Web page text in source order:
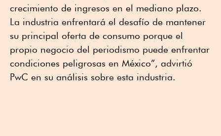
crecimiento de ingresos en el mediano plazo.
La industria enfrentará el desafío de mantener
su principal oferta de consumo porque el
propio negocio del periodismo puede enfrentar
condiciones peligrosas en México”, advirtió
PwC en su análisis sobre esta industria.